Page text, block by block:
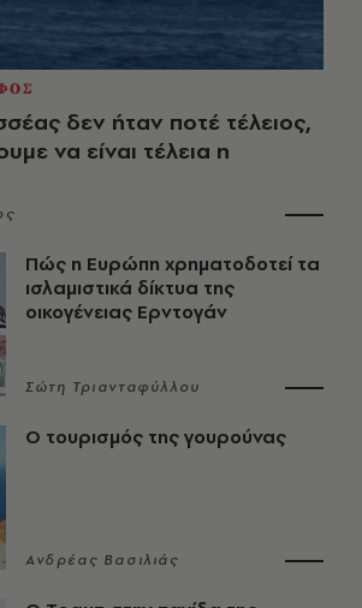
δεν ήταν ποτέ τέλειος,
να είναι τέλεια η
Πώς η Ευρώπη χρηματοδοτεί τα
ισλαμιστικά δίκτυα της
οικογένειας Ερντογάν
Σώτη Τριανταφύλλου
Ο τουρισμός της γουρούνας
Ανδρέας Βασιλιάς